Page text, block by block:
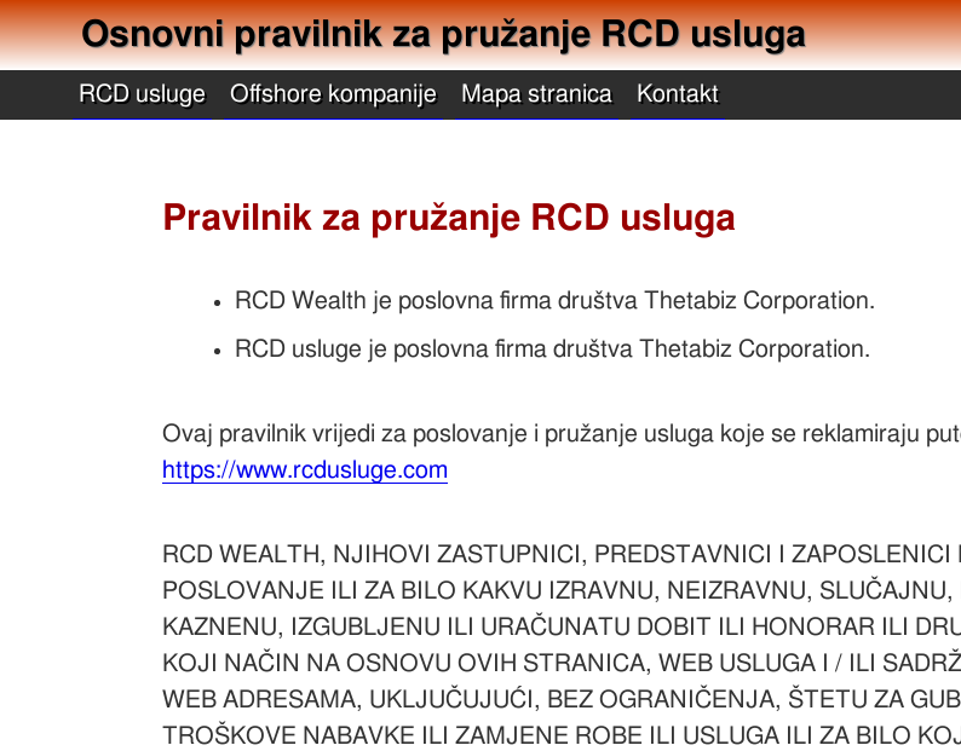
Osnovni pravilnik za pružanje RCD usluga
RCD usluge Offshore kompanije Mapa stranica Kontakt
Pravilnik za pružanje RCD usluga
RCD Wealth je poslovna firma društva Thetabiz Corporation.
RCD usluge je poslovna firma društva Thetabiz Corporation.
Ovaj pravilnik vrijedi za poslovanje i pružanje usluga koje se reklamiraju
https://www.rcdusluge.com
RCD WEALTH, NJIHOVI ZASTUPNICI, PREDSTAVNICI I
POSLOVANJE ILI ZA BILO KAKVU IZRAVNU, NEIZRAVNU,
KAZNENU, IZGUBLJENU ILI URAČUNATU DOBIT ILI HONORAR ILI
KOJI NAČIN NA OSNOVU OVIH STRANICA, WEB USLUGA I / ILI
WEB ADRESAMA, UKLJUČUJUĆI, BEZ OGRANIČENJA, ŠTETU ZA
TROŠKOVE NABAVKE ILI ZAMJENE ROBE ILI USLUGA ILI ZA BILO